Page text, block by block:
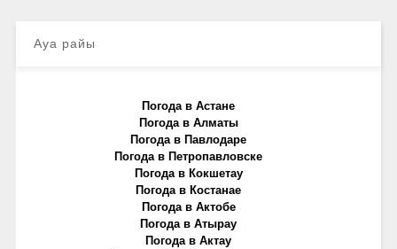
Ауа райы
Погода в Астане
Погода в Алматы
Погода в Павлодаре
Погода в Петропавловске
Погода в Кокшетау
Погода в Костанае
Погода в Актобе
Погода в Атырау
Погода в Актау